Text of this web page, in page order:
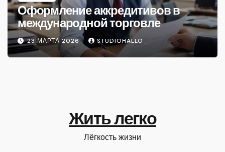
Оформление аккредитивов в
международной торговле
23 МАРТА 2026 STUDIOHALLO_
Жить легко
Лёгкость жизни